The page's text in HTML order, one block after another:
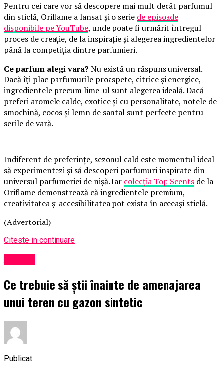
Pentru cei care vor să descopere mai mult decât parfumul
din sticlă, Oriflame a lansat și o serie de episoade
disponibile pe YouTube, unde poate fi urmărit întregul
proces de creație, de la inspirație și alegerea ingredientelor
până la competiția dintre parfumieri.
Ce parfum alegi vara? Nu există un răspuns universal.
Dacă îți plac parfumurile proaspete, citrice și energice,
ingredientele precum lime-ul sunt alegerea ideală. Dacă
preferi aromele calde, exotice și cu personalitate, notele de
smochină, cocos și lemn de santal sunt perfecte pentru
serile de vară.
Indiferent de preferințe, sezonul cald este momentul ideal
să experimentezi și să descoperi parfumuri inspirate din
universul parfumeriei de nișă. Iar colecția Top Scents de la
Oriflame demonstrează că ingredientele premium,
creativitatea și accesibilitatea pot exista în aceeași sticlă.
(Advertorial)
Citeste in continuare
Ce trebuie să știi înainte de amenajarea
unui teren cu gazon sintetic
Publicat